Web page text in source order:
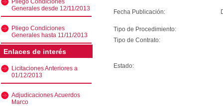
Generales desde 12/11/2013
Pliego Condiciones
Generales hasta 11/11/2013
Enlaces de interés
Licitaciones Anteriores a
01/12/2013
Adjudicaciones Acuerdos
Marco
Fecha Publicación:
Tipo de Procedimiento:
Tipo de Contrato:
Estado: